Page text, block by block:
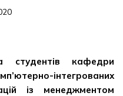
студентів кафедри
інтегрованих
із менеджментом